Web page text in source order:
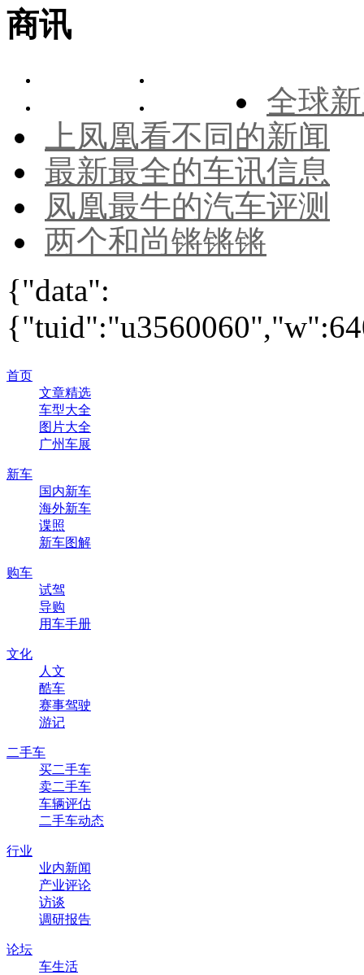
商讯
全球
上凤凰看不同的新闻
最新最全的车讯信息
凤凰最牛的汽车评测
两个和尚锵锵锵
{"data":
首页
文章精选
车型大全
图片大全
广州车展
新车
国内新车
海外新车
谍照
新车图解
购车
试驾
导购
用车手册
文化
人文
酷车
赛事驾驶
游记
二手车
买二手车
卖二手车
车辆评估
二手车动态
行业
业内新闻
产业评论
访谈
调研报告
论坛
车生活